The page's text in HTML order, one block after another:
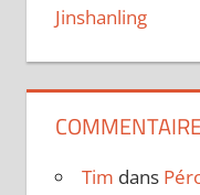
Jinshanling
Tim dans